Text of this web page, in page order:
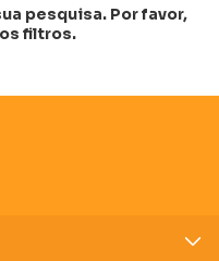
pesquisa. Por favor,
filtros.